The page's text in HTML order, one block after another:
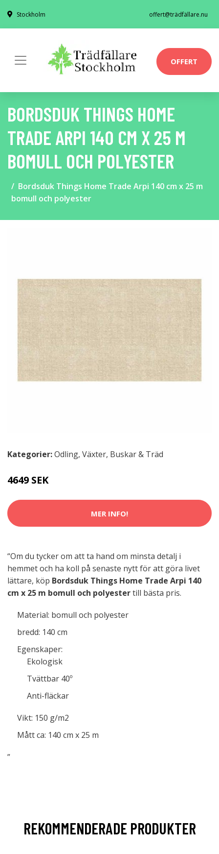
Stockholm offert@trädfällare.nu
OFFERT
BORDSDUK THINGS HOME
TRADE ARPI 140 CM X 25 M
BOMULL OCH POLYESTER
Bordsduk Things Home Trade Arpi 140 cm x 25 m
bomull och polyester
Kategorier:Odling, Växter, Buskar & Träd
4649 SEK
MER INFO!
“Om du tycker om att ta hand om minsta detalj i
hemmet och ha koll på senaste nytt för att göra livet
lättare, köp Bordsduk Things Home Trade Arpi 140
cm x 25 m bomull och polyestertill bästa pris.
Material: bomull och polyester
bredd: 140 cm
Egenskaper:
Ekologisk
Tvättbar 40º
Anti-fläckar
Vikt: 150 g/m2
Mått ca: 140 cm x 25 m
”
REKOMMENDERADE PRODUKTER